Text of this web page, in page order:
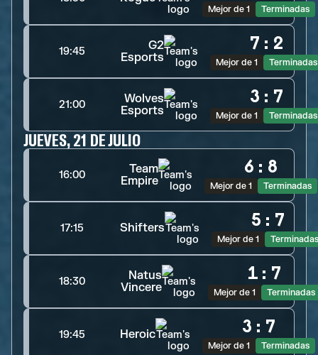
Mejor de 1 Terminadas
19:45
G2
Esports
7 : 2
Mejor de 1 Terminadas
21:00
Wolves
Esports
3 : 7
Mejor de 1 Terminadas
JUEVES, 21 DE JULIO
16:00
Team
Empire
6 : 8
Mejor de 1 Terminadas
17:15 Shifters 5 : 7
Mejor de 1 Terminadas
18:30
Natus
Vincere
1 : 7
Mejor de 1 Terminadas
19:45 Heroic 3 : 7
Mejor de 1 Terminadas